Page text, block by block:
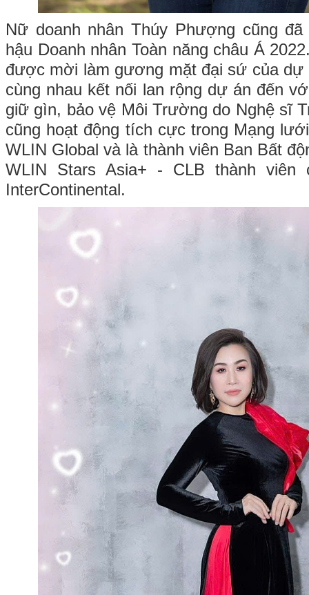
Nữ doanh nhân Thúy Phượng cũng
hậu Doanh nhân Toàn năng châu Á
được mời làm gương mặt đại sứ của dự
cùng nhau kết nối lan rộng dự án đến
giữ gìn, bảo vệ Môi Trường do Nghệ sĩ
cũng hoạt động tích cực trong Mạng
WLIN Global và là thành viên Ban Bất
WLIN Stars Asia+ - CLB thành viên
InterContinental.